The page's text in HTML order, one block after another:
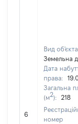
6
Вид
Земельна
Дата
права:
Загальна
(м2):
218
номер